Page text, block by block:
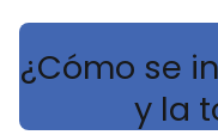
¿Cómo se
y la